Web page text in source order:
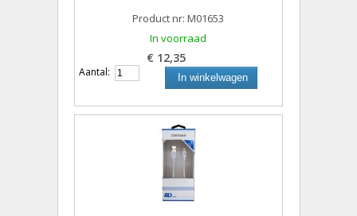
Product nr: M01653
In voorraad
€ 12,35
Aantal: In winkelwagen